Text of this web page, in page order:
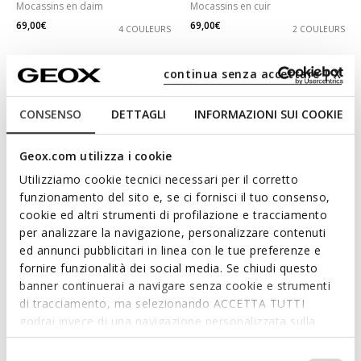
CONSENSO DETTAGLI INFORMAZIONI SUI COOKIE
Geox.com utilizza i cookie
Utilizziamo cookie tecnici necessari per il corretto
funzionamento del sito e, se ci fornisci il tuo consenso,
cookie ed altri strumenti di profilazione e tracciamento
per analizzare la navigazione, personalizzare contenuti
ed annunci pubblicitari in linea con le tue preferenze e
fornire funzionalità dei social media. Se chiudi questo
banner continuerai a navigare senza cookie e strumenti
di tracciamento, ma selezionando ACCETTA TUTTI
godrai invece di una navigazione personalizzata sulla
base dei tuoi gusti ed interessi. Selezionando
IMPOSTAZIONI potrai anche scegliere quali cookies ed
continua senza accettare | X
Mocassins en daim
69,00€
4 COULEURS
Mocassins en cuir
69,00€
2 COULEURS
DERNIERS PRIX D'ÉTÉ
NEW PALMARIA FEMME
Mocassins en daim
69,00€
1 COULEUR
DERNIERS PRIX D'ÉTÉ
MANTINEA FEMME
Mocassins en daim
59,00€
1 COULEUR